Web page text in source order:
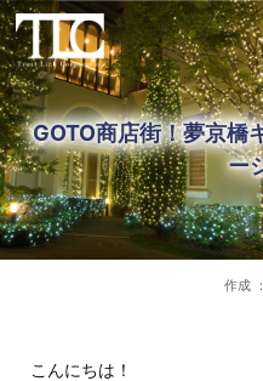
GOTO商店街！夢京橋
ー
作成
こんにちは！